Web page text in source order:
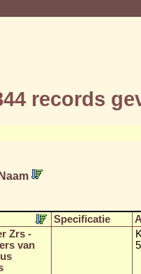
records
Specificatie
Zrs -
van